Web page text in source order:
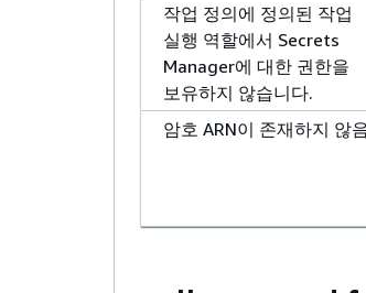
작업 정의에 정의된 작업
실행 역할에서 Secrets
Manager에 대한 권한을
보유하지 않습니다.
암호 ARN이 존재하지 않